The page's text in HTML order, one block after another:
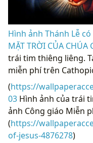
Hình ảnh Thánh Lễ
MẶT TRỜI CỦA CHÚA
trái tim thiêng liêng.
miễn phí trên
(https://
03 Hình ảnh của trái
ảnh Công giáo Miễn
(https://
of-jesus-4876278)